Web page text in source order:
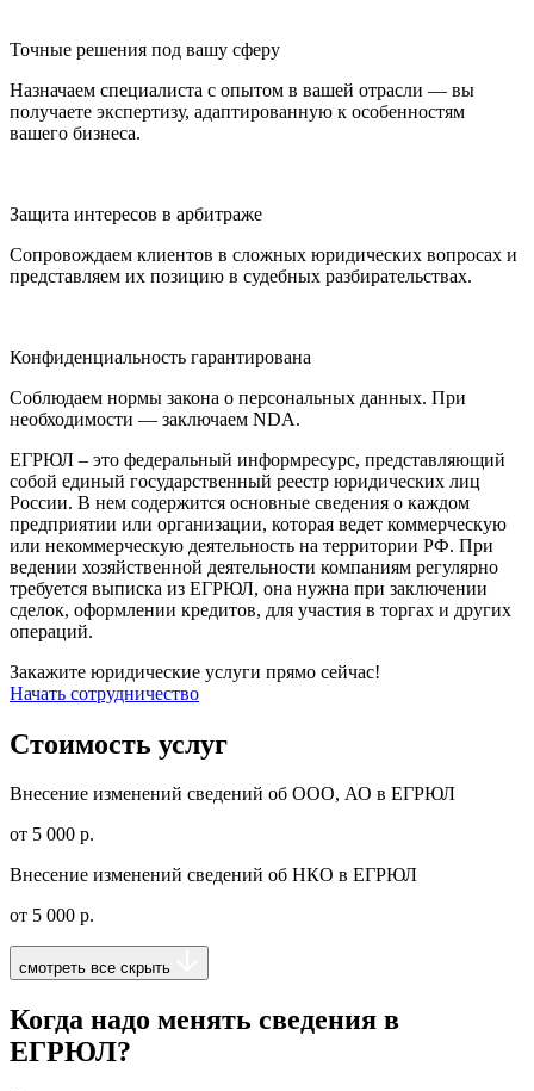
Точные решения под вашу сферу
Назначаем специалиста с опытом в вашей отрасли — вы
получаете экспертизу, адаптированную к особенностям
вашего бизнеса.
Защита интересов в арбитраже
Сопровождаем клиентов в сложных юридических вопросах и
представляем их позицию в судебных разбирательствах.
Конфиденциальность гарантирована
Соблюдаем нормы закона о персональных данных. При
необходимости — заключаем NDA.
ЕГРЮЛ – это федеральный информресурс, представляющий
собой единый государственный реестр юридических лиц
России. В нем содержится основные сведения о каждом
предприятии или организации, которая ведет коммерческую
или некоммерческую деятельность на территории РФ. При
ведении хозяйственной деятельности компаниям регулярно
требуется выписка из ЕГРЮЛ, она нужна при заключении
сделок, оформлении кредитов, для участия в торгах и других
операций.
Закажите юридические услуги прямо сейчас!
Начать сотрудничество
Стоимость услуг
Внесение изменений сведений об ООО, АО в ЕГРЮЛ
от 5 000 р.
Внесение изменений сведений об НКО в ЕГРЮЛ
от 5 000 р.
смотреть все скрыть
Когда надо менять сведения в
ЕГРЮЛ?